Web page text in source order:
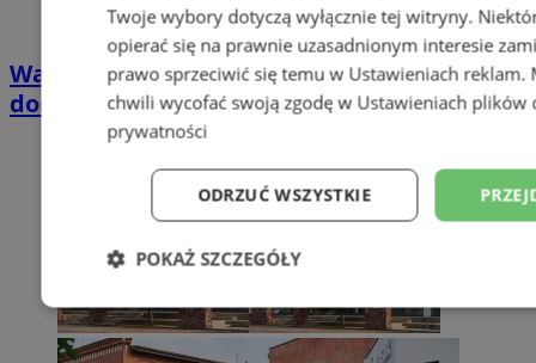
Wakacyjny wypoczynek nad Bałtykiem w
domkach Szmaragdowe Morze
Twoje wybory dotyczą wyłącznie tej witryny.
opierać się na prawnie uzasadnionym interesie
prawo sprzeciwić się temu w Ustawieniach reklam.
chwili wycofać swoją zgodę w Ustawieniach plików
prywatności
ODRZUĆ WSZYSTKIE
POKAŻ SZCZEGÓŁY
Niezbędne Wydajność